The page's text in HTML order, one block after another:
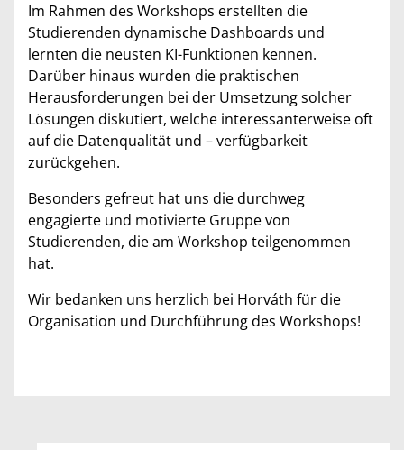
Im Rahmen des Workshops erstellten die
Studierenden dynamische Dashboards und
lernten die neusten KI-Funktionen kennen.
Darüber hinaus wurden die praktischen
Herausforderungen bei der Umsetzung solcher
Lösungen diskutiert, welche interessanterweise oft
auf die Datenqualität und – verfügbarkeit
zurückgehen.
Besonders gefreut hat uns die durchweg
engagierte und motivierte Gruppe von
Studierenden, die am Workshop teilgenommen
hat.
Wir bedanken uns herzlich bei Horváth für die
Organisation und Durchführung des Workshops!